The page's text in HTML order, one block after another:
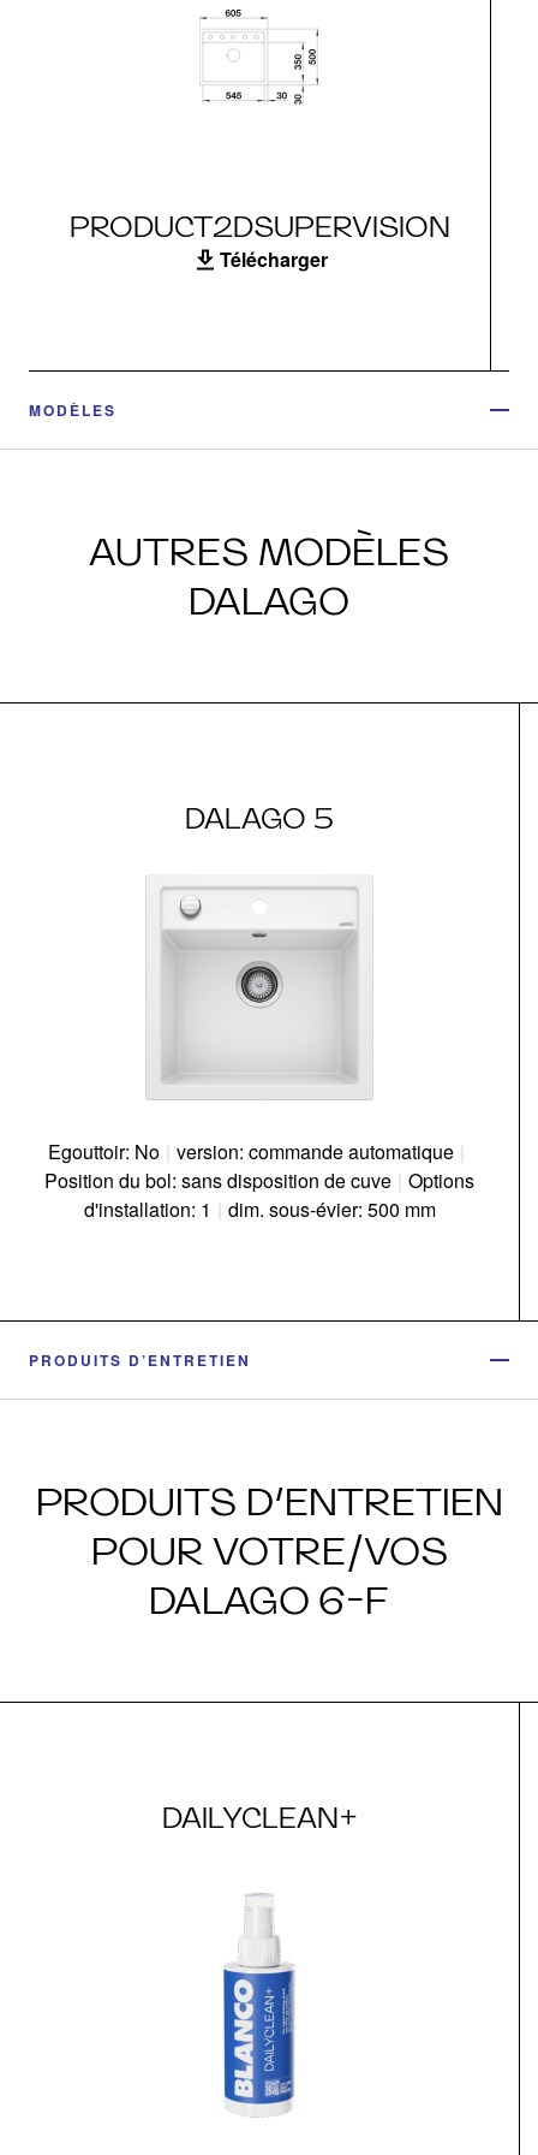
PRODUCT2DSUPERVISION
Télécharger
MODÈLES
AUTRES MODÈLES
DALAGO
DALAGO 5
Egouttoir: No | version: commande automatique |
Position du bol: sans disposition de cuve | Options
d'installation: 1 | dim. sous-évier: 500 mm
PRODUITS D’ENTRETIEN
PRODUITS D’ENTRETIEN
POUR VOTRE/VOS
DALAGO 6-F
DAILYCLEAN+